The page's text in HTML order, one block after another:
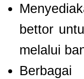
bettor
melalui